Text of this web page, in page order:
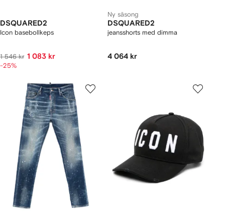
DSQUARED2
Icon basebollkeps
1 546 kr 1 083 kr
-25%
Ny säsong
DSQUARED2
jeansshorts med dimma
4 064 kr